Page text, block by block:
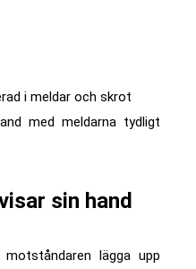
i meldar och skrot
med meldarna tydligt
sin hand
lägga upp